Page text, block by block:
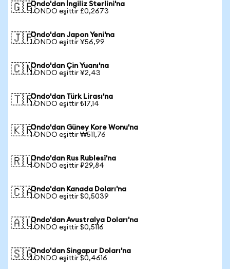
🇬🇧Ondo'dan İngiliz Sterlini'na
1 ONDO eşittir £0,2673
🇯🇵Ondo'dan Japon Yeni'na
1 ONDO eşittir ¥56,99
🇨🇳Ondo'dan Çin Yuanı'na
1 ONDO eşittir ¥2,43
🇹🇷Ondo'dan Türk Lirası'na
1 ONDO eşittir ₺17,14
🇰🇷Ondo'dan Güney Kore Wonu'na
1 ONDO eşittir ₩511,76
🇷🇺Ondo'dan Rus Rublesi'na
1 ONDO eşittir ₽29,84
🇨🇦Ondo'dan Kanada Doları'na
1 ONDO eşittir $0,5039
🇦🇺Ondo'dan Avustralya Doları'na
1 ONDO eşittir $0,5116
🇸🇬Ondo'dan Singapur Doları'na
1 ONDO eşittir $0,4616